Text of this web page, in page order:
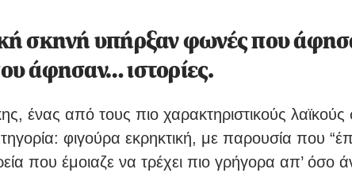
σκηνή υπήρξαν φωνές που
άφησαν… ιστορίες.
ένας από τους πιο χαρακτηριστικούς
φιγούρα εκρηκτική, με παρουσία που
που έμοιαζε να τρέχει πιο γρήγορα απ’ όσο